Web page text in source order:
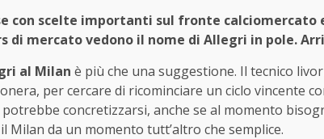
con scelte importanti sul fronte calciomercato
di mercato vedono il nome di Allegri in pole.
al Milan è più che una suggestione. Il tecnico
per cercare di ricominciare un ciclo vincente
concretizzarsi, anche se al momento
Milan da un momento tutt’altro che semplice.